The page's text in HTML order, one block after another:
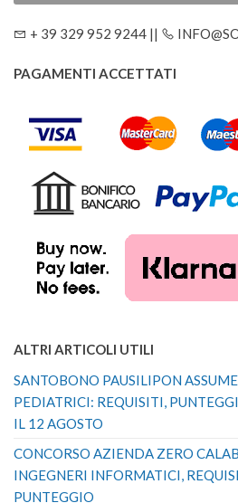
+ 39 329 952 9244 ||
PAGAMENTI ACCETTATI
ALTRI ARTICOLI UTILI
SANTOBONO PAUSILIPON
PEDIATRICI: REQUISITI,
IL 12 AGOSTO
CONCORSO AZIENDA ZERO
INGEGNERI INFORMATICI,
PUNTEGGIO